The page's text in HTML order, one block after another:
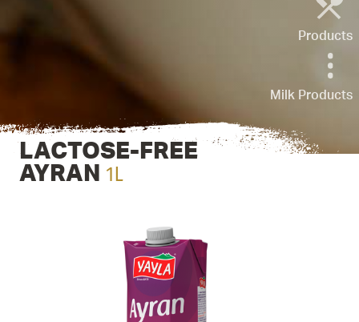
Products
Milk Products
LACTOSE-FREE
AYRAN 1L